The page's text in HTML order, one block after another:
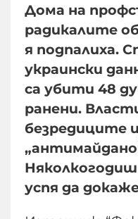
Дома на
радикалите
я подпалиха.
украински
са убити 48
ранени.
безредиците
успя да